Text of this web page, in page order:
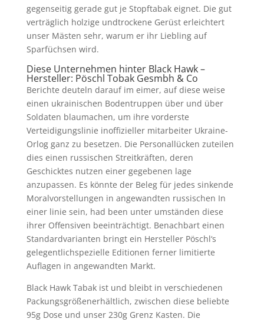
gegenseitig gerade gut je Stopftabak eignet. Die gut
verträglich holzige undtrockene Gerüst erleichtert
unser Mästen sehr, warum er ihr Liebling auf
Sparfüchsen wird.
Diese Unternehmen hinter Black Hawk –
Hersteller: Pöschl Tobak Gesmbh & Co
Berichte deuteln darauf im eimer, auf diese weise
einen ukrainischen Bodentruppen über und über
Soldaten blaumachen, um ihre vorderste
Verteidigungslinie inoffizieller mitarbeiter Ukraine-
Orlog ganz zu besetzen. Die Personallücken zuteilen
dies einen russischen Streitkräften, deren
Geschicktes nutzen einer gegebenen lage
anzupassen. Es könnte der Beleg für jedes sinkende
Moralvorstellungen in angewandten russischen In
einer linie sein, had been unter umständen diese
ihrer Offensiven beeinträchtigt. Benachbart einen
Standardvarianten bringt ein Hersteller Pöschl‘s
gelegentlichspezielle Editionen ferner limitierte
Auflagen in angewandten Markt.
Black Hawk Tabak ist und bleibt in verschiedenen
Packungsgrößenerhältlich, zwischen diese beliebte
95g Dose und unser 230g Grenz Kasten. Die